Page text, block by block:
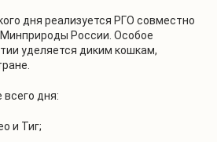
дня реализуется РГО совместно
России. Особое
уделяется диким кошкам,
дня:
и Тиг;